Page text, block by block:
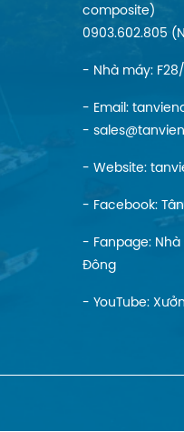
composite)
0903.602.805
- Nhà máy: F28/
- Email:
-
- Website:
- Facebook:
- Fanpage: Nhà
Đông
- YouTube: